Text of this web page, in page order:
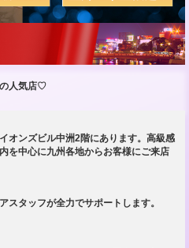
人気店♡
オンズビル中洲2階にあります。高級感
を中心に九州各地からお客様にご来店
スタッフが全力でサポートします。